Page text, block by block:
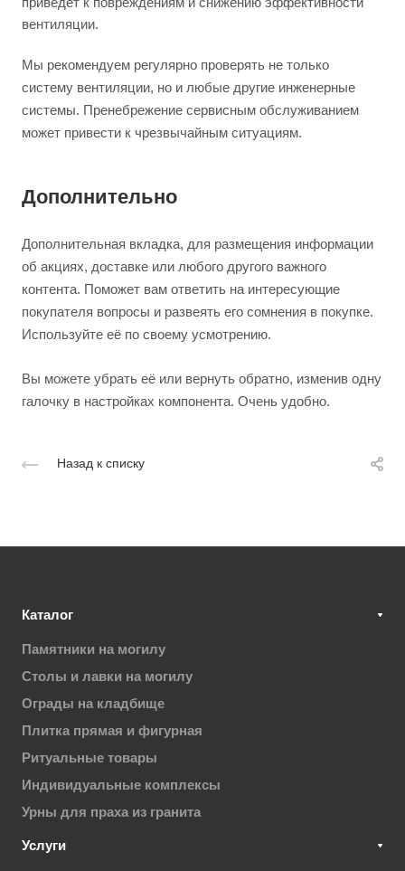
вентиляции.
Мы рекомендуем регулярно проверять не только
систему вентиляции, но и любые другие инженерные
системы. Пренебрежение сервисным обслуживанием
может привести к чрезвычайным ситуациям.
Дополнительно
Дополнительная вкладка, для размещения информации
об акциях, доставке или любого другого важного
контента. Поможет вам ответить на интересующие
покупателя вопросы и развеять его сомнения в покупке.
Используйте её по своему усмотрению.
Вы можете убрать её или вернуть обратно, изменив одну
галочку в настройках компонента. Очень удобно.
Назад к списку
Каталог
Памятники на могилу
Столы и лавки на могилу
Ограды на кладбище
Плитка прямая и фигурная
Ритуальные товары
Индивидуальные комплексы
Урны для праха из гранита
Услуги